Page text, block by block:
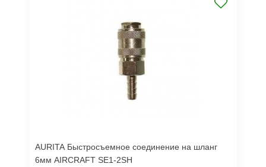
AURITA Быстросъемное соединение на шланг
6мм AIRCRAFT SE1-2SH